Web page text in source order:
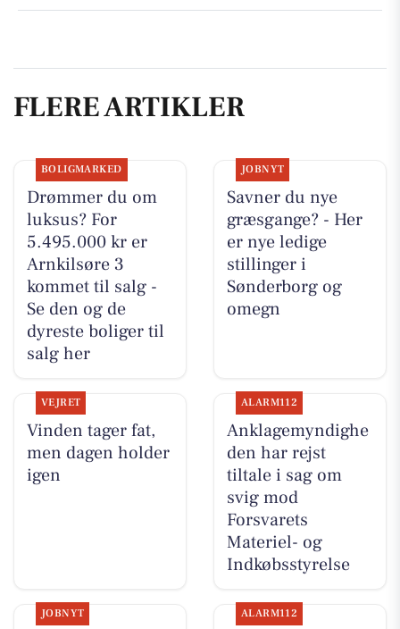
FLERE ARTIKLER
BOLIGMARKED
Drømmer du om
luksus? For
5.495.000 kr er
Arnkilsøre 3
kommet til salg -
Se den og de
dyreste boliger til
salg her
JOBNYT
Savner du nye
græsgange? - Her
er nye ledige
stillinger i
Sønderborg og
omegn
VEJRET
Vinden tager fat,
men dagen holder
igen
ALARM112
Anklagemyndighe
den har rejst
tiltale i sag om
svig mod
Forsvarets
Materiel- og
Indkøbsstyrelse
JOBNYT ALARM112